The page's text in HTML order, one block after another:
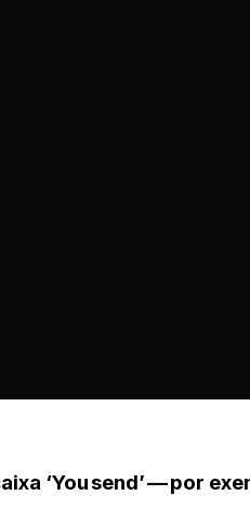
‘You send’ — por